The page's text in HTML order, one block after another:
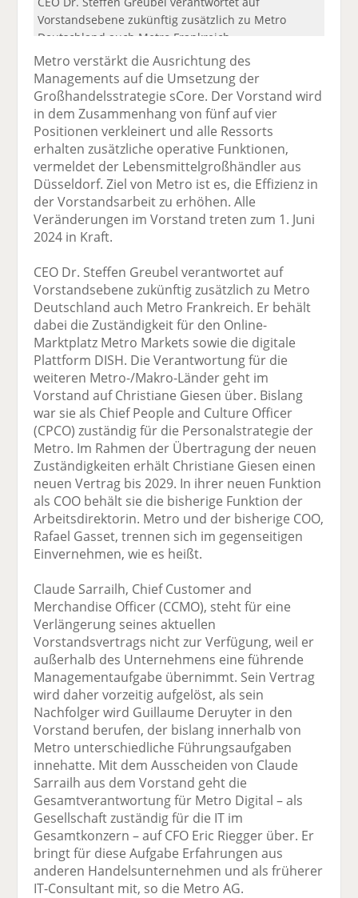
Vorstandsebene zukünftig zusätzlich zu Metro
Deutschland auch Metro Frankreich.
Metro verstärkt die Ausrichtung des
Managements auf die Umsetzung der
Großhandelsstrategie sCore. Der Vorstand wird
in dem Zusammenhang von fünf auf vier
Positionen verkleinert und alle Ressorts
erhalten zusätzliche operative Funktionen,
vermeldet der Lebensmittelgroßhändler aus
Düsseldorf. Ziel von Metro ist es, die Effizienz in
der Vorstandsarbeit zu erhöhen. Alle
Veränderungen im Vorstand treten zum 1. Juni
2024 in Kraft.
CEO Dr. Steffen Greubel verantwortet auf
Vorstandsebene zukünftig zusätzlich zu Metro
Deutschland auch Metro Frankreich. Er behält
dabei die Zuständigkeit für den Online-
Marktplatz Metro Markets sowie die digitale
Plattform DISH. Die Verantwortung für die
weiteren Metro-/Makro-Länder geht im
Vorstand auf Christiane Giesen über. Bislang
war sie als Chief People and Culture Officer
(CPCO) zuständig für die Personalstrategie der
Metro. Im Rahmen der Übertragung der neuen
Zuständigkeiten erhält Christiane Giesen einen
neuen Vertrag bis 2029. In ihrer neuen Funktion
als COO behält sie die bisherige Funktion der
Arbeitsdirektorin. Metro und der bisherige COO,
Rafael Gasset, trennen sich im gegenseitigen
Einvernehmen, wie es heißt.
Claude Sarrailh, Chief Customer and
Merchandise Officer (CCMO), steht für eine
Verlängerung seines aktuellen
Vorstandsvertrags nicht zur Verfügung, weil er
außerhalb des Unternehmens eine führende
Managementaufgabe übernimmt. Sein Vertrag
wird daher vorzeitig aufgelöst, als sein
Nachfolger wird Guillaume Deruyter in den
Vorstand berufen, der bislang innerhalb von
Metro unterschiedliche Führungsaufgaben
innehatte. Mit dem Ausscheiden von Claude
Sarrailh aus dem Vorstand geht die
Gesamtverantwortung für Metro Digital – als
Gesellschaft zuständig für die IT im
Gesamtkonzern – auf CFO Eric Riegger über. Er
bringt für diese Aufgabe Erfahrungen aus
anderen Handelsunternehmen und als früherer
IT-Consultant mit, so die Metro AG.